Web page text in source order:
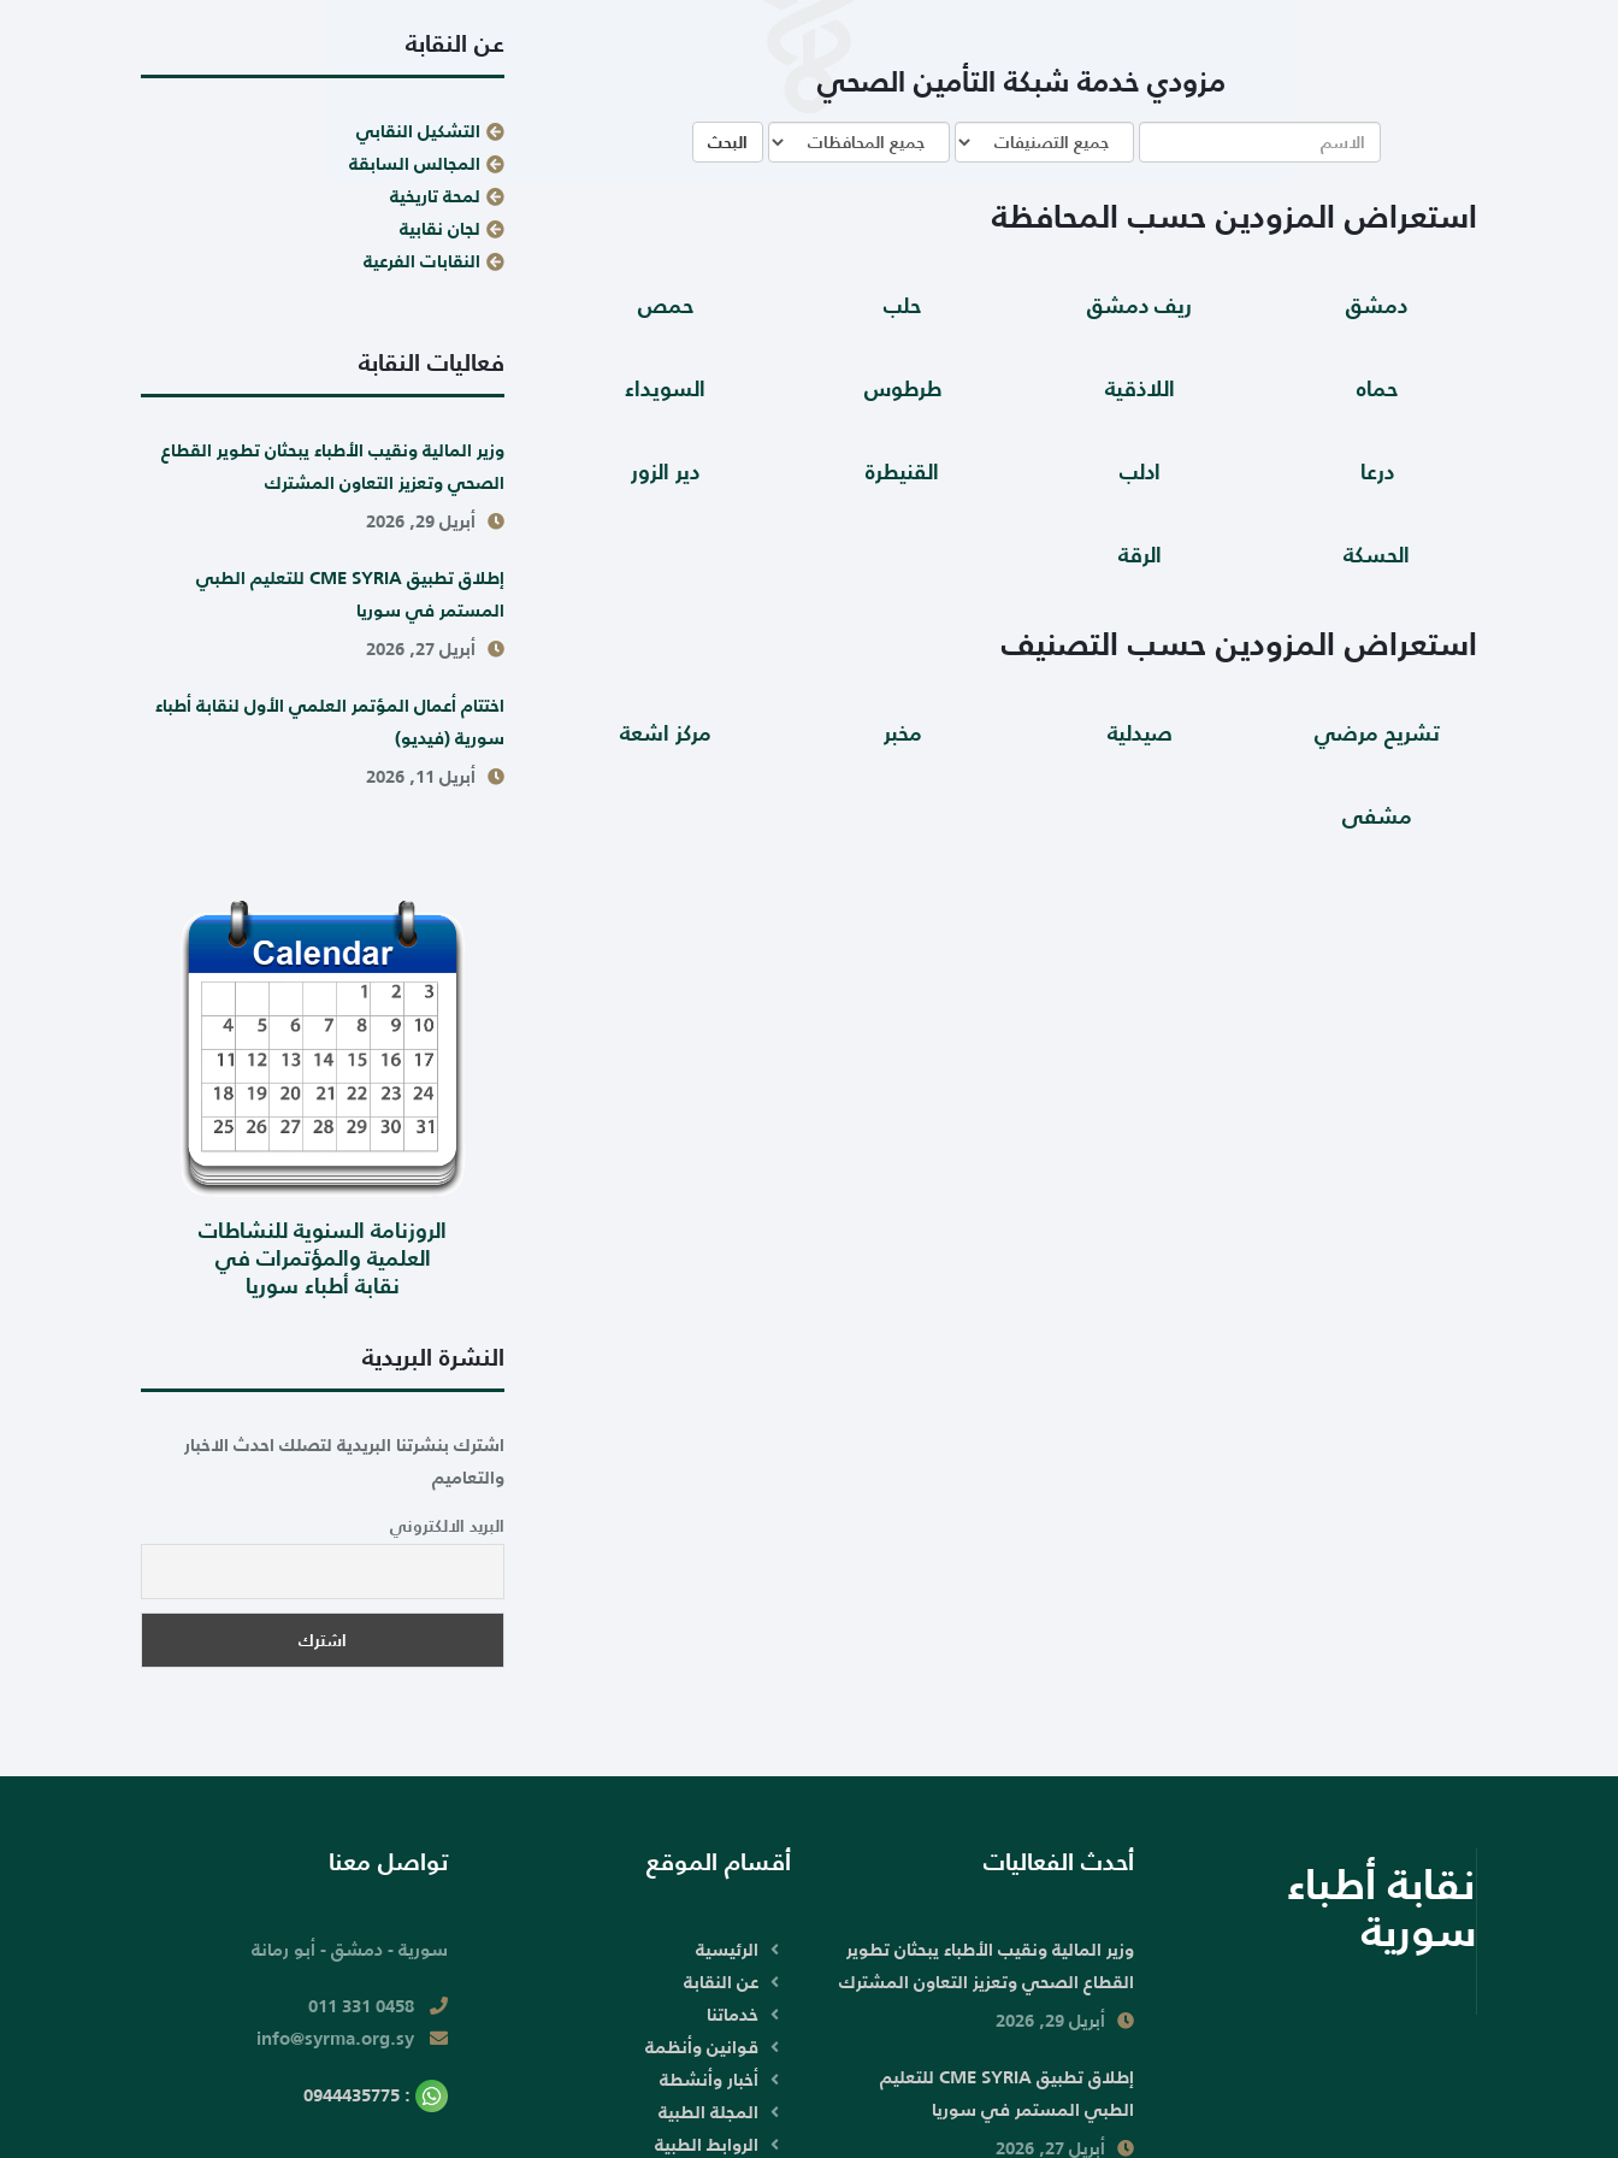
مزودي خدمة شبكة التأمين الصحي
اسم
مزود
الخدمة
الاختصاص المحافظة البحث
استعراض المزودين حسب المحافظة
دمشق ريف دمشق حلب حمص
حماه اللاذقية طرطوس السويداء
درعا ادلب القنيطرة دير الزور
الحسكة الرقة
استعراض المزودين حسب التصنيف
تشريح مرضي صيدلية مخبر مركز اشعة
مشفى
عن النقابة
التشكيل النقابي
المجالس السابقة
لمحة تاريخية
لجان نقابية
النقابات الفرعية
فعاليات النقابة
وزير المالية ونقيب الأطباء يبحثان تطوير القطاع
الصحي وتعزيز التعاون المشترك
أبريل 29, 2026
إطلاق تطبيق CME SYRIA للتعليم الطبي
المستمر في سوريا
أبريل 27, 2026
اختتام أعمال المؤتمر العلمي الأول لنقابة أطباء
سورية (فيديو)
أبريل 11, 2026
الروزنامة السنوية للنشاطات
العلمية والمؤتمرات في
نقابة أطباء سوريا
النشرة البريدية
اشترك بنشرتنا البريدية لتصلك احدث الاخبار
والتعاميم
البريد الالكتروني
نقابة أطباء
سورية
أحدث الفعاليات
وزير المالية ونقيب الأطباء يبحثان تطوير
القطاع الصحي وتعزيز التعاون المشترك
أبريل 29, 2026
إطلاق تطبيق CME SYRIA للتعليم
الطبي المستمر في سوريا
أبريل 27, 2026
أقسام الموقع
الرئيسية
عن النقابة
خدماتنا
قوانين وأنظمة
أخبار وأنشطة
المجلة الطبية
الروابط الطبية
تواصل معنا
سورية - دمشق - أبو رمانة
011 331 0458
info@syrma.org.sy
: 0944435775